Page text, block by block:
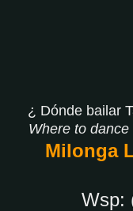
¿ Dónde bailar
Where to
Milonga
Wsp: